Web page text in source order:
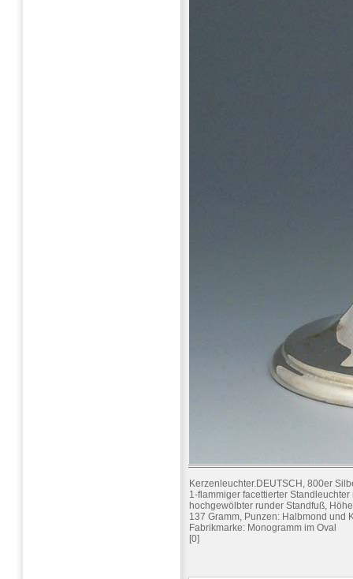
Kerzenleuchter.DEUTSCH, 800er
1-flammiger facettierter Standleuchter
hochgewölbter runder Standfuß,
137 Gramm, Punzen: Halbmond und
Fabrikmarke: Monogramm im Oval
[0]